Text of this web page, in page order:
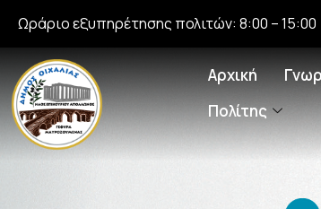
Ωράριο εξυπηρέτησης πολιτών: 8:00 – 15:00
Αρχική
Πολίτης